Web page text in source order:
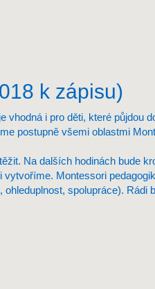
k zápisu)
i pro děti, které půjdou
postupně všemi oblastmi
Na dalších hodinách bude
Montessori
spolupráce). Rádi